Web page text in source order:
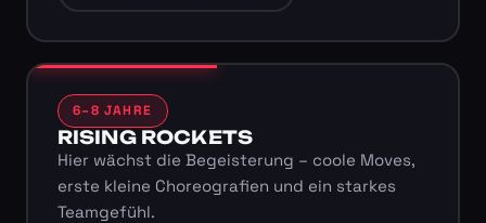
6–8 JAHRE
RISING ROCKETS
Hier wächst die Begeisterung – coole Moves,
erste kleine Choreografien und ein starkes
Teamgefühl.